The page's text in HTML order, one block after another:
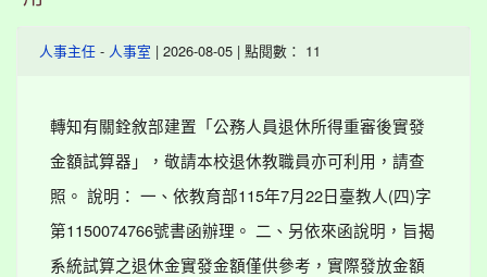
人事主任 - 人事室 | 2026-08-05 | 點閱數： 11
轉知有關銓敘部建置「公務人員退休所得重審後實發
金額試算器」，敬請本校退休教職員亦可利用，請查
照。 說明： 一、依教育部115年7月22日臺教人(四)字
第1150074766號書函辦理。 二、另依來函說明，旨揭
系統試算之退休金實發金額僅供參考，實際發放金額